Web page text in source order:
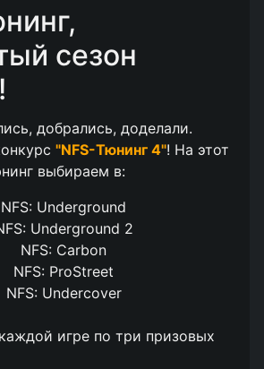
сезон
добрались, доделали.
"NFS-Тюнинг 4"! На этот
выбираем в:
NFS: Underground
Underground 2
NFS: Carbon
NFS: ProStreet
NFS: Undercover
игре по три призовых